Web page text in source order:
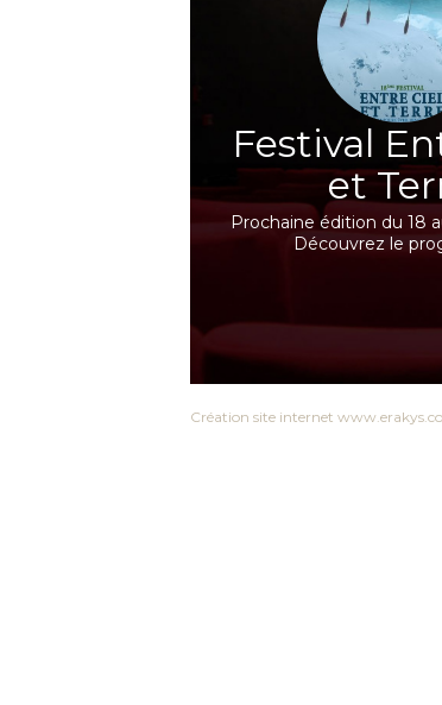
Festival
et
Prochaine édition du 18
Découvrez le
Création site internet